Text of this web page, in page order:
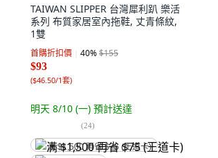
TAIWAN SLIPPER 台灣犀利趴 樂活
系列 布質家居室內拖鞋, 丈青條紋,
1雙
首購折扣價 40%$155
$93
($46.50/1套)
明天 8/10 (一) 預計送達
(24)
满 $1,500 再省 $75 (王道卡)